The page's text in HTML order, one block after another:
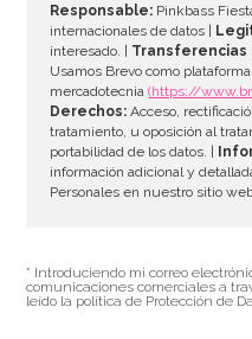
Responsable: Pinkbass
internacionales de datos |
interesado. |
Usamos Brevo como
mercadotecnia(https://
Derechos: Acceso,
tratamiento, u oposición al
portabilidad de los datos. |
información adicional y
Personales en nuestro sitio
* Introduciendo mi correo
comunicaciones comerciales a
leído la política de Protección de